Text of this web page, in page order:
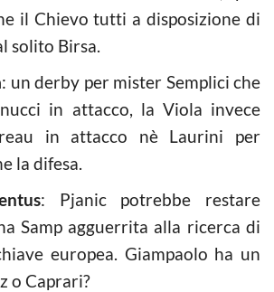
il Chievo tutti a disposizione di
solito Birsa.
: un derby per mister Semplici che
in attacco, la Viola invece
in attacco nè Laurini per
la difesa.
: Pjanic potrebbe restare
Samp agguerrita alla ricerca di
europea. Giampaolo ha un
o Caprari?